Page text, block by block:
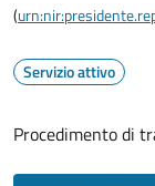
(
Servizio attivo
Procedimento di